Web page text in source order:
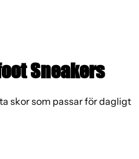
Sneakers
skor som passar för dagligt